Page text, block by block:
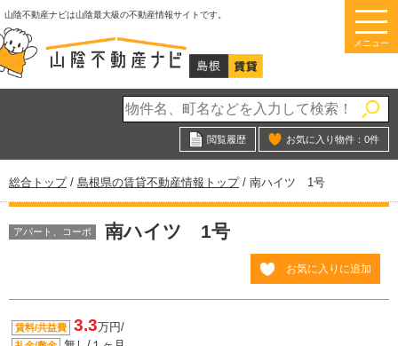
このページの本文へ
山陰不動産ナビは山陰最大級の不動産情報サイトです。
メニュー
閲覧履歴 お気に入り物件： 0件
現
在
位
総合トップ/ 島根県の賃貸不動産情報トップ/ 南ハイツ 1号
アパート、コーポ 南ハイツ 1号
お気に入りに追加
賃料/共益費 3.3万円/